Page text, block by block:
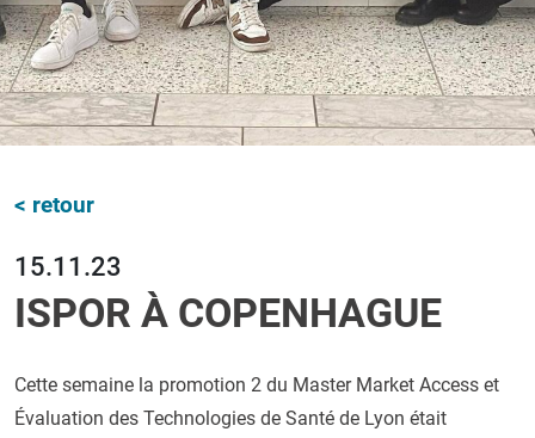
< retour
15.11.23
ISPOR À COPENHAGUE
Cette semaine la promotion 2 du Master Market Access et
Évaluation des Technologies de Santé de Lyon était